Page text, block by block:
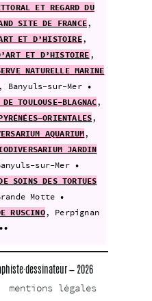
ET REGARD DU
SITE DE FRANCE,
ET D’HISTOIRE,
ET D’HISTOIRE,
NATURELLE MARINE
, Banyuls-sur-Mer •
TOULOUSE-BLAGNAC,
ORIENTALES,
AQUARIUM,
JARDIN
sur-Mer •
SOINS DES TORTUES
Motte •
RUSCINO, Perpignan
— 2026
mentions légales